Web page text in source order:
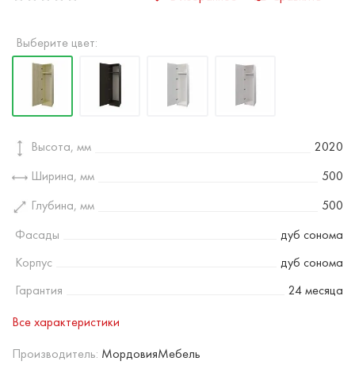
Выберите цвет:
Высота, мм
2020
Ширина, мм
500
Глубина, мм
500
Фасады
дуб сонома
Корпус
дуб сонома
Гарантия
24 месяца
Все характеристики
Производитель: МордовияМебель